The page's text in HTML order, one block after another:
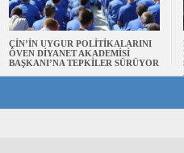
ÇİN’İN UYGUR POLİTİKALARINI
ÖVEN DİYANET AKADEMİSİ
BAŞKANI’NA TEPKİLER SÜRÜYOR